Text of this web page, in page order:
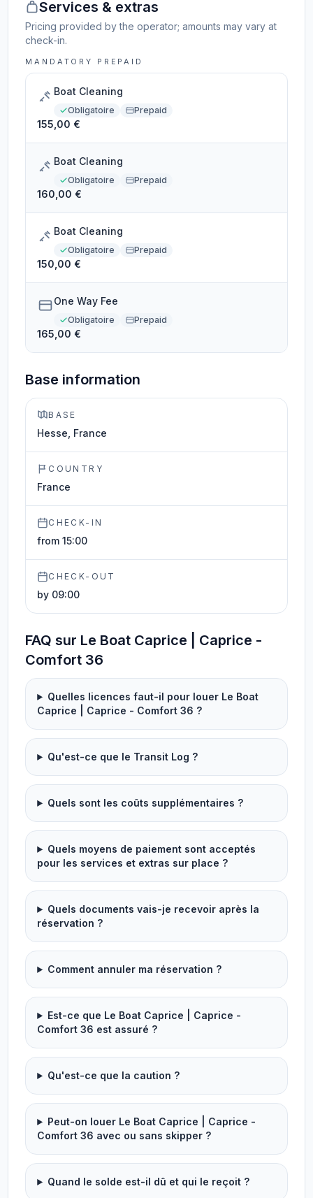
Services & extras
Pricing provided by the operator; amounts may vary at
check-in.
MANDATORY PREPAID
Boat Cleaning
Obligatoire Prepaid
155,00 €
Boat Cleaning
Obligatoire Prepaid
160,00 €
Boat Cleaning
Obligatoire Prepaid
150,00 €
One Way Fee
Obligatoire Prepaid
165,00 €
Base information
BASE
Hesse, France
COUNTRY
France
CHECK-IN
from 15:00
CHECK-OUT
by 09:00
FAQ sur Le Boat Caprice | Caprice -
Comfort 36
Quelles licences faut-il pour louer Le Boat
Caprice | Caprice - Comfort 36 ?
Qu'est-ce que le Transit Log ?
Quels sont les coûts supplémentaires ?
Quels moyens de paiement sont acceptés
pour les services et extras sur place ?
Quels documents vais-je recevoir après la
réservation ?
Comment annuler ma réservation ?
Est-ce que Le Boat Caprice | Caprice -
Comfort 36 est assuré ?
Qu'est-ce que la caution ?
Peut-on louer Le Boat Caprice | Caprice -
Comfort 36 avec ou sans skipper ?
Quand le solde est-il dû et qui le reçoit ?